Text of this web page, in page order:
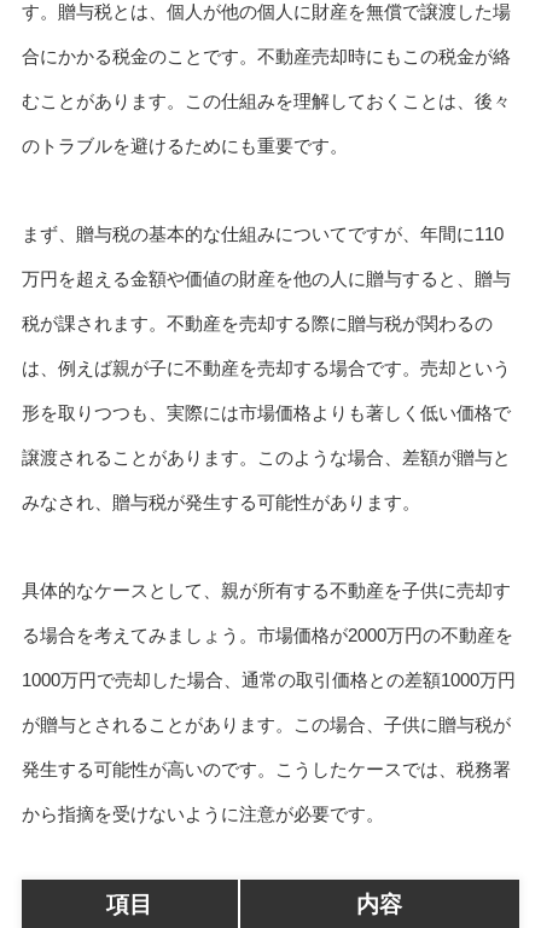
す。贈与税とは、個人が他の個人に財産を無償で譲渡した場
合にかかる税金のことです。不動産売却時にもこの税金が絡
むことがあります。この仕組みを理解しておくことは、後々
のトラブルを避けるためにも重要です。
まず、贈与税の基本的な仕組みについてですが、年間に110
万円を超える金額や価値の財産を他の人に贈与すると、贈与
税が課されます。不動産を売却する際に贈与税が関わるの
は、例えば親が子に不動産を売却する場合です。売却という
形を取りつつも、実際には市場価格よりも著しく低い価格で
譲渡されることがあります。このような場合、差額が贈与と
みなされ、贈与税が発生する可能性があります。
具体的なケースとして、親が所有する不動産を子供に売却す
る場合を考えてみましょう。市場価格が2000万円の不動産を
1000万円で売却した場合、通常の取引価格との差額1000万円
が贈与とされることがあります。この場合、子供に贈与税が
発生する可能性が高いのです。こうしたケースでは、税務署
から指摘を受けないように注意が必要です。
項目 内容